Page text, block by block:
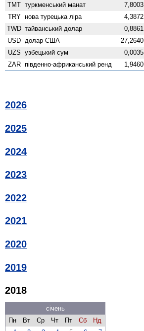
TMT туркменський манат 7,8003
TRY нова турецька ліра 4,3872
TWD тайванський долар 0,8861
USD долар США 27,2640
UZS узбецький сум 0,0035
ZAR південно-африканський ренд 1,9460
2026
2025
2024
2023
2022
2021
2020
2019
2018
січень
Пн
Вт Ср Чт Пт Сб
Нд